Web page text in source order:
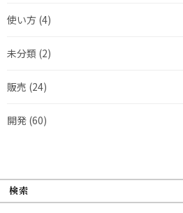
使い方 (4)
未分類 (2)
販売 (24)
開発 (60)
検索